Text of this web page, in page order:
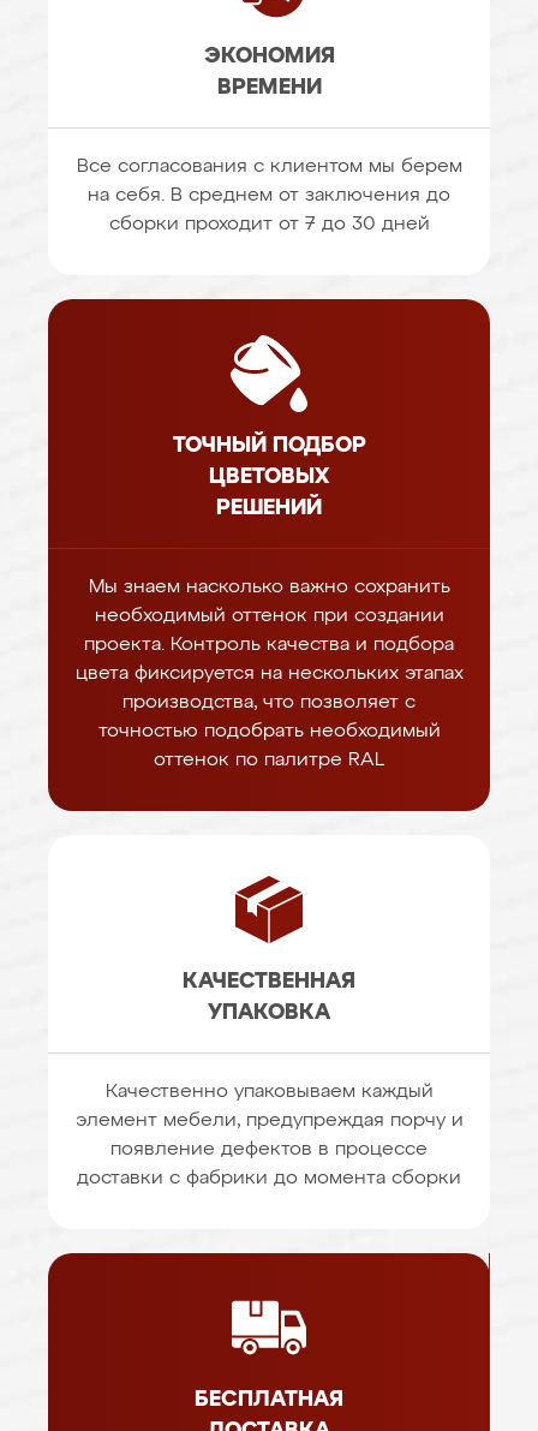
ЭКОНОМИЯ
ВРЕМЕНИ
Все согласования с клиентом мы берем
на себя. В среднем от заключения до
сборки проходит от 7 до 30 дней
ТОЧНЫЙ ПОДБОР
ЦВЕТОВЫХ
РЕШЕНИЙ
Мы знаем насколько важно сохранить
необходимый оттенок при создании
проекта. Контроль качества и подбора
цвета фиксируется на нескольких этапах
производства, что позволяет с
точностью подобрать необходимый
оттенок по палитре RAL
КАЧЕСТВЕННАЯ
УПАКОВКА
Качественно упаковываем каждый
элемент мебели, предупреждая порчу и
появление дефектов в процессе
доставки с фабрики до момента сборки
БЕСПЛАТНАЯ